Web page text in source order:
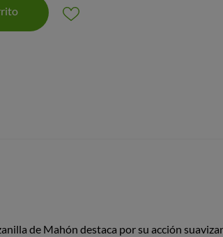
de Mahón destaca por su acción